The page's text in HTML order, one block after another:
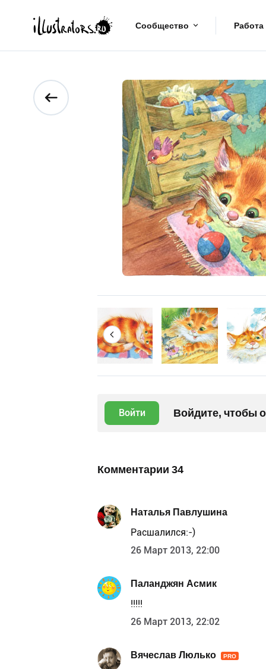
Сообщество Работа
Войти Войдите, чтобы
Комментарии 34
Наталья Павлушина
Расшалился:-)
26 Март 2013, 22:00
Паланджян Асмик
!!!!!
26 Март 2013, 22:02
Вячеслав Люлько PRO